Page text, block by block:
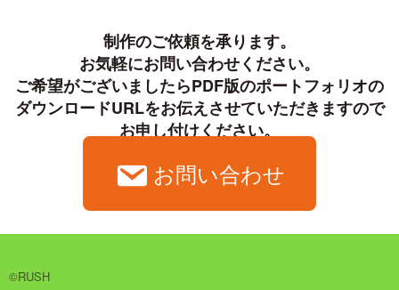
制作のご依頼を承ります。
お気軽にお問い合わせください。
ご希望がございましたらPDF版のポートフォリオの
ダウンロードURLをお伝えさせていただきますので
お申し付けください。
お問い合わせ
©RUSH